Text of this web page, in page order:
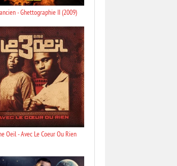
- Ghettographie II (2009)
Oeil - Avec Le Coeur Ou Rien